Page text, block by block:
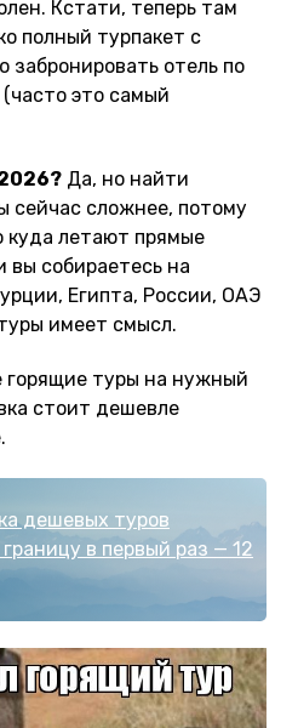
Кстати, теперь там
полный турпакет с
забронировать отель по
это самый
Да, но найти
сейчас сложнее, потому
куда летают прямые
вы собираетесь на
Египта, России, ОАЭ
имеет смысл.
горящие туры на нужный
стоит дешевле
дешевых туров
в первый раз — 12